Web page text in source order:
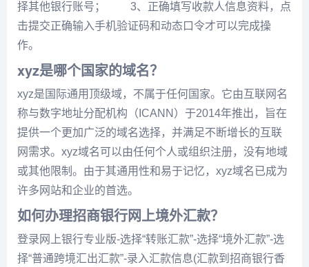
择其他银行账号； 3、正确填写收款人信息资料，点
击提交正确输入手机验证码和动态口令才可以完成操
作。
xyz是哪个国家的域名？
xyz是国际通用顶级域，不属于任何国家。它由互联网名
称与数字地址分配机构（ICANN）于2014年推出，旨在
提供一个更加广泛的域名选择，并满足不断增长的互联
网需求。xyz域名可以由任何个人或组织注册，没有地域
或其他限制。由于其通用性和易于记忆，xyz域名已成为
许多网站和企业的首选。
如何办理招商银行网上境外汇款？
登录网上银行专业版-选择“转账汇款”-选择“境外汇款”-选
择“普通跨境汇出汇款”-录入汇款信息(汇款到招商银行香